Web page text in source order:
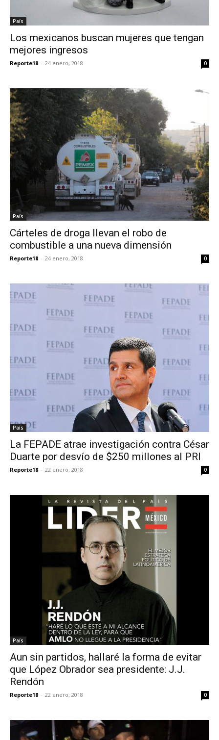
País
Los mexicanos buscan mujeres que tengan
mejores ingresos
Reporte18 - 24 enero, 2018 0
País
Cárteles de droga llevan el robo de
combustible a una nueva dimensión
Reporte18 - 24 enero, 2018 0
País
La FEPADE atrae investigación contra César
Duarte por desvío de $250 millones al PRI
Reporte18 - 22 enero, 2018 0
País
Aun sin partidos, hallaré la forma de evitar
que López Obrador sea presidente: J.J.
Rendón
Reporte18 - 22 enero, 2018 0